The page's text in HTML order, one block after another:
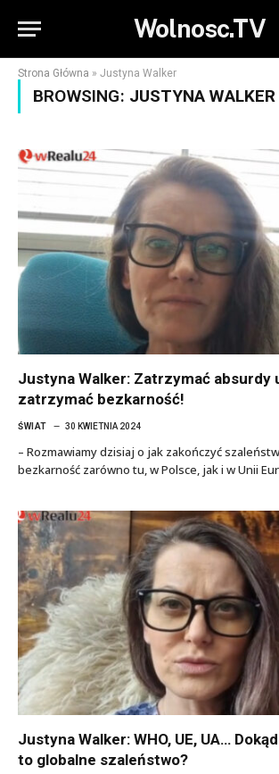
Wolnosc.TV
Strona Główna » Justyna Walker
BROWSING: JUSTYNA WALKER
Justyna Walker: Zatrzymać absurdy
zatrzymać bezkarność!
ŚWIAT 30 KWIETNIA 2024
– Rozmawiamy dzisiaj o jak zakończyć
bezkarność zarówno tu, w Polsce, jak i w Unii
Justyna Walker: WHO, UE, UA…
to globalne szaleństwo?